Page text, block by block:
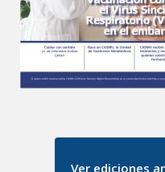
Ver ediciones